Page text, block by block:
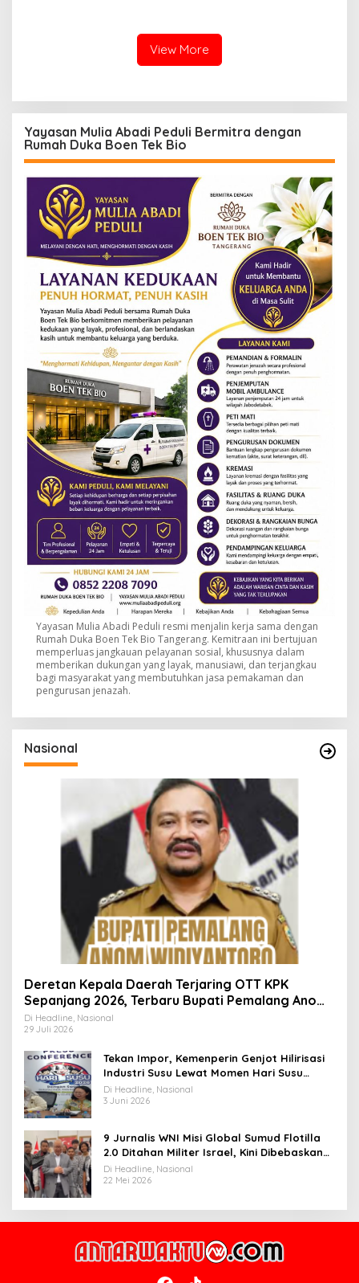
View More
Yayasan Mulia Abadi Peduli Bermitra dengan
Rumah Duka Boen Tek Bio
Yayasan Mulia Abadi Peduli resmi menjalin kerja sama dengan
Rumah Duka Boen Tek Bio Tangerang. Kemitraan ini bertujuan
memperluas jangkauan pelayanan sosial, khususnya dalam
memberikan dukungan yang layak, manusiawi, dan terjangkau
bagi masyarakat yang membutuhkan jasa pemakaman dan
pengurusan jenazah.
Nasional
Deretan Kepala Daerah Terjaring OTT KPK
Sepanjang 2026, Terbaru Bupati Pemalang Anom
Widiyantoro
Di Headline, Nasional
29 Juli 2026
Tekan Impor, Kemenperin Genjot Hilirisasi
Industri Susu Lewat Momen Hari Susu
Nusantara 2026
Di Headline, Nasional
3 Juni 2026
9 Jurnalis WNI Misi Global Sumud Flotilla
2.0 Ditahan Militer Israel, Kini Dibebaskan
dan Dievakuasi ke Istanbul
Di Headline, Nasional
22 Mei 2026